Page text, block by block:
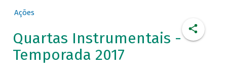
Ações
Quartas Instrumentais -
Temporada 2017